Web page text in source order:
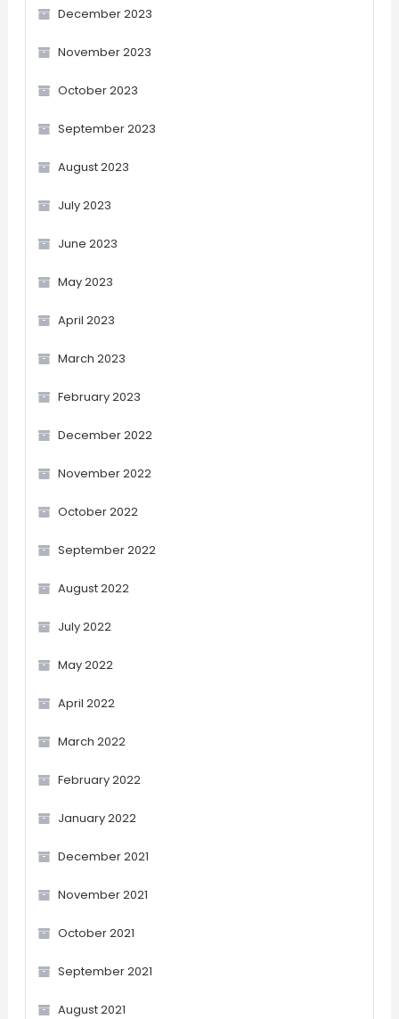
December 2023
November 2023
October 2023
September 2023
August 2023
July 2023
June 2023
May 2023
April 2023
March 2023
February 2023
December 2022
November 2022
October 2022
September 2022
August 2022
July 2022
May 2022
April 2022
March 2022
February 2022
January 2022
December 2021
November 2021
October 2021
September 2021
August 2021